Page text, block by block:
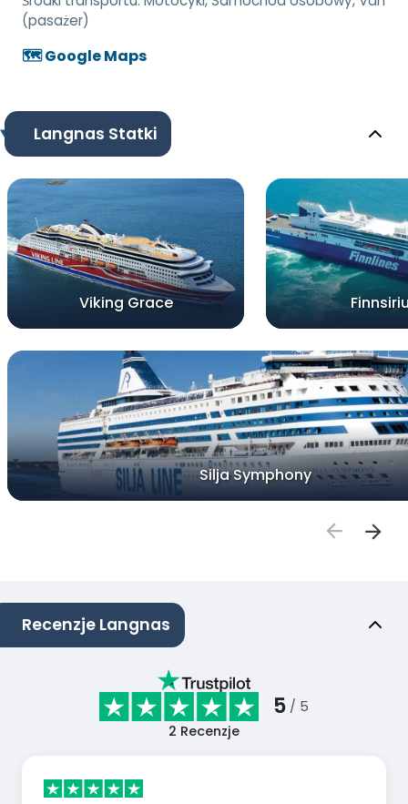
(pasażer)
🗺️ Google Maps
Langnas Statki
Viking Grace
Silja Symphony
Recenzje Langnas
5 / 5
2 Recenzje